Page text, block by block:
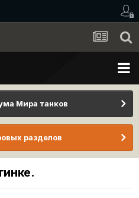
Мира танков
разделов